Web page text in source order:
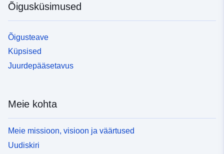
Õigusküsimused
Õigusteave
Küpsised
Juurdepääsetavus
Meie kohta
Meie missioon, visioon ja väärtused
Uudiskiri